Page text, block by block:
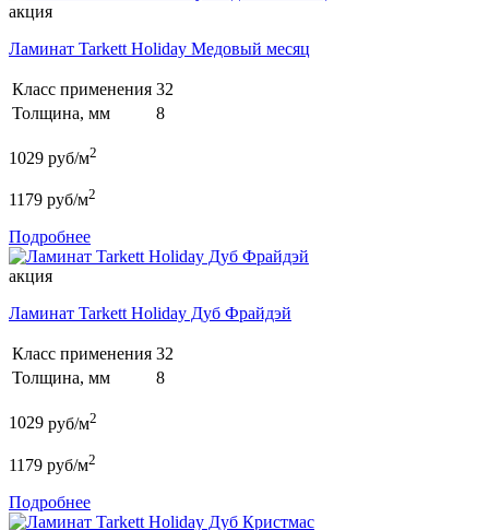
акция
Ламинат Tarkett Holiday Медовый месяц
Класс применения 32
Толщина, мм
8
1029 руб/м2
1179 руб/м2
Подробнее
акция
Ламинат Tarkett Holiday Дуб Фрайдэй
Класс применения 32
Толщина, мм
8
1029 руб/м2
1179 руб/м2
Подробнее